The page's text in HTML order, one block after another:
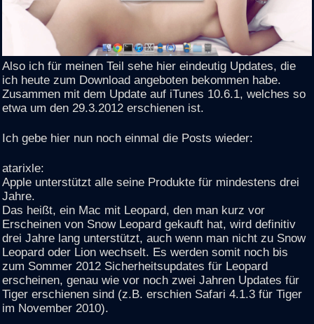
Also ich für meinen Teil sehe hier eindeutig Updates, die
ich heute zum Download angeboten bekommen habe.
Zusammen mit dem Update auf iTunes 10.6.1, welches so
etwa um den 29.3.2012 erschienen ist.
Ich gebe hier nun noch einmal die Posts wieder:
atarixle:
Apple unterstützt alle seine Produkte für mindestens drei
Jahre.
Das heißt, ein Mac mit Leopard, den man kurz vor
Erscheinen von Snow Leopard gekauft hat, wird definitiv
drei Jahre lang unterstützt, auch wenn man nicht zu Snow
Leopard oder Lion wechselt. Es werden somit noch bis
zum Sommer 2012 Sicherheitsupdates für Leopard
erscheinen, genau wie vor noch zwei Jahren Updates für
Tiger erschienen sind (z.B. erschien Safari 4.1.3 für Tiger
im November 2010).